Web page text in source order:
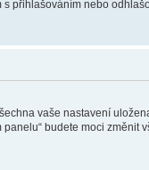
přihlašováním nebo
vaše nastavení
budete moci změnit